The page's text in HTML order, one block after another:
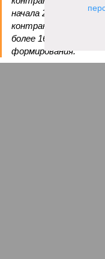
начала 2026 года,
контракт заключили
более 16 тыс.
формирования.